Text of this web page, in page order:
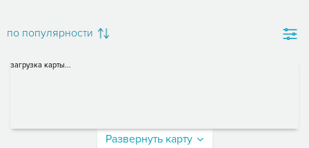
по популярности
загрузка карты...
Развернуть карту